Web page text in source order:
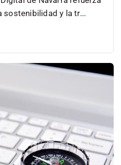
sostenibilidad y la tr